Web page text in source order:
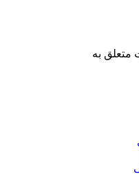
متعلق به